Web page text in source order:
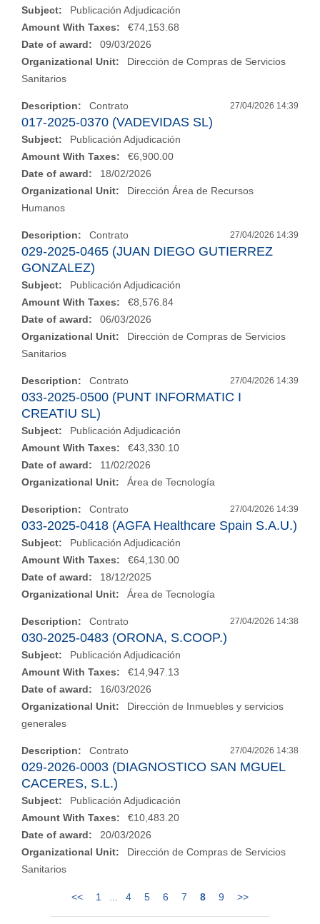
Subject:
Publicación Adjudicación
Amount With Taxes:
€74,153.68
Date of award:
09/03/2026
Organizational Unit:
Dirección de Compras de Servicios
Sanitarios
27/04/2026 14:39
017-2025-0370 (VADEVIDAS SL)
Description: Contrato
Subject:
Publicación Adjudicación
Amount With Taxes:
€6,900.00
Date of award:
18/02/2026
Organizational Unit:
Dirección Área de Recursos
Humanos
27/04/2026 14:39
029-2025-0465 (JUAN DIEGO GUTIERREZ
GONZALEZ)
Description: Contrato
Subject:
Publicación Adjudicación
Amount With Taxes:
€8,576.84
Date of award:
06/03/2026
Organizational Unit:
Dirección de Compras de Servicios
Sanitarios
27/04/2026 14:39
033-2025-0500 (PUNT INFORMATIC I
CREATIU SL)
Description: Contrato
Subject:
Publicación Adjudicación
Amount With Taxes:
€43,330.10
Date of award:
11/02/2026
Organizational Unit:
Área de Tecnología
27/04/2026 14:39
033-2025-0418 (AGFA Healthcare Spain S.A.U.)
Description: Contrato
Subject:
Publicación Adjudicación
Amount With Taxes:
€64,130.00
Date of award:
18/12/2025
Organizational Unit:
Área de Tecnología
27/04/2026 14:38
030-2025-0483 (ORONA, S.COOP.)
Description: Contrato
Subject:
Publicación Adjudicación
Amount With Taxes:
€14,947.13
Date of award:
16/03/2026
Organizational Unit:
Dirección de Inmuebles y servicios
generales
27/04/2026 14:38
029-2026-0003 (DIAGNOSTICO SAN MGUEL
CACERES, S.L.)
Description: Contrato
Subject:
Publicación Adjudicación
Amount With Taxes:
€10,483.20
Date of award:
20/03/2026
Organizational Unit:
Dirección de Compras de Servicios
Sanitarios
<< 1 ... 4 5 6 7 8 9 >>